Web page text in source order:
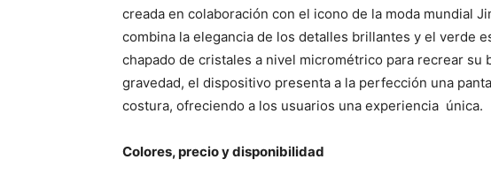
creada en colaboración con el icono de la moda mundial
combina la elegancia de los detalles brillantes y el verde
chapado de cristales a nivel micrométrico para recrear
gravedad, el dispositivo presenta a la perfección una
costura, ofreciendo a los usuarios una experiencia única.
Colores, precio y disponibilidad